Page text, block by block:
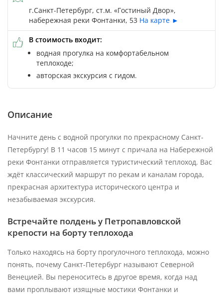
г.Санкт-Петербург, ст.м. «Гостиный Двор»,
набережная реки Фонтанки, 53 На карте ►
В стоимость входит:
водная прогулка на комфортабельном
теплоходе;
авторская экскурсия с гидом.
Описание
Начните день с водной прогулки по прекрасному Санкт-
Петербургу! В 11 часов 15 минут с причала на Набережной
реки Фонтанки отправляется туристический теплоход. Вас
ждёт классический маршрут по рекам и каналам города,
прекрасная архитектура исторического центра и
незабываемая экскурсия.
Встречайте полдень у Петропавловской
крепости на борту теплохода
Только находясь на борту прогулочного теплохода, можно
понять, почему Санкт-Петербург называют Северной
Венецией. Вы переноситесь в другое время, когда над
вами проплывают изящные мостики Фонтанки и